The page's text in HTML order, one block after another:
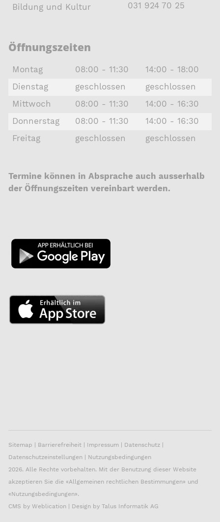
Bildung und Kultur 031 924 70 25
Öffnungszeiten
Montag 08:00 - 11:30
14:00 - 18:00
Dienstag
geschlossen
geschlossen
Mittwoch
08:00 - 11:30
14:00 - 16:30
Donnerstag
08:00 - 11:30
14:00 - 16:30
Freitag
geschlossen geschlossen
Termine können in Absprache auch ausserhalb
der Öffnungszeiten vereinbart werden.
Sitemap | Barrierefreiheit | Impressum | Datenschutz |
Datenschutzeinstellungen | Nutzungsbedingungen
2026. Alle Rechte vorbehalten. Mit der Benutzung dieser Website
akzeptieren Sie die «Allgemeinen rechtlichen Bestimmungen» und
«Nutzungsbedingungen».
CMS by Weblication | Design by Talus Informatik AG